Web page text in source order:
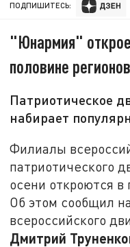
ПОДПИШИТЕСЬ:
"Юнармия"
половине
Патриотическое
набирает
Филиалы
патриотического
осени откроются в
Об этом сообщил
всероссийского
Дмитрий